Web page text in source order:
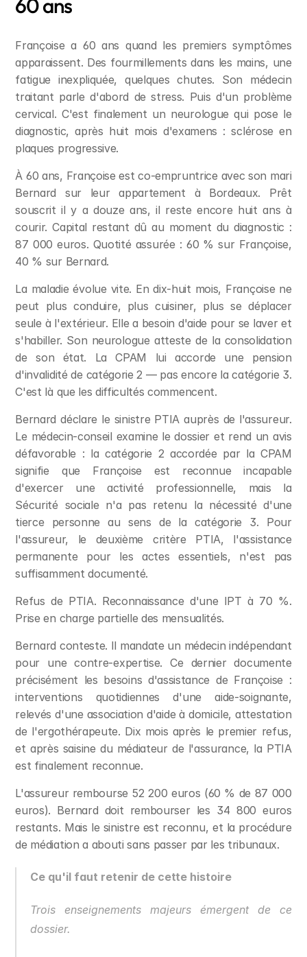
60 ans
Françoise a 60 ans quand les premiers symptômes
apparaissent. Des fourmillements dans les mains, une
fatigue inexpliquée, quelques chutes. Son médecin
traitant parle d'abord de stress. Puis d'un problème
cervical. C'est finalement un neurologue qui pose le
diagnostic, après huit mois d'examens : sclérose en
plaques progressive.
À 60 ans, Françoise est co-empruntrice avec son mari
Bernard sur leur appartement à Bordeaux. Prêt
souscrit il y a douze ans, il reste encore huit ans à
courir. Capital restant dû au moment du diagnostic :
87 000 euros. Quotité assurée : 60 % sur Françoise,
40 % sur Bernard.
La maladie évolue vite. En dix-huit mois, Françoise ne
peut plus conduire, plus cuisiner, plus se déplacer
seule à l'extérieur. Elle a besoin d'aide pour se laver et
s'habiller. Son neurologue atteste de la consolidation
de son état. La CPAM lui accorde une pension
d'invalidité de catégorie 2 — pas encore la catégorie 3.
C'est là que les difficultés commencent.
Bernard déclare le sinistre PTIA auprès de l'assureur.
Le médecin-conseil examine le dossier et rend un avis
défavorable : la catégorie 2 accordée par la CPAM
signifie que Françoise est reconnue incapable
d'exercer une activité professionnelle, mais la
Sécurité sociale n'a pas retenu la nécessité d'une
tierce personne au sens de la catégorie 3. Pour
l'assureur, le deuxième critère PTIA, l'assistance
permanente pour les actes essentiels, n'est pas
suffisamment documenté.
Refus de PTIA. Reconnaissance d'une IPT à 70 %.
Prise en charge partielle des mensualités.
Bernard conteste. Il mandate un médecin indépendant
pour une contre-expertise. Ce dernier documente
précisément les besoins d'assistance de Françoise :
interventions quotidiennes d'une aide-soignante,
relevés d'une association d'aide à domicile, attestation
de l'ergothérapeute. Dix mois après le premier refus,
et après saisine du médiateur de l'assurance, la PTIA
est finalement reconnue.
L'assureur rembourse 52 200 euros (60 % de 87 000
euros). Bernard doit rembourser les 34 800 euros
restants. Mais le sinistre est reconnu, et la procédure
de médiation a abouti sans passer par les tribunaux.
Ce qu'il faut retenir de cette histoire
Trois enseignements majeurs émergent de ce
dossier.